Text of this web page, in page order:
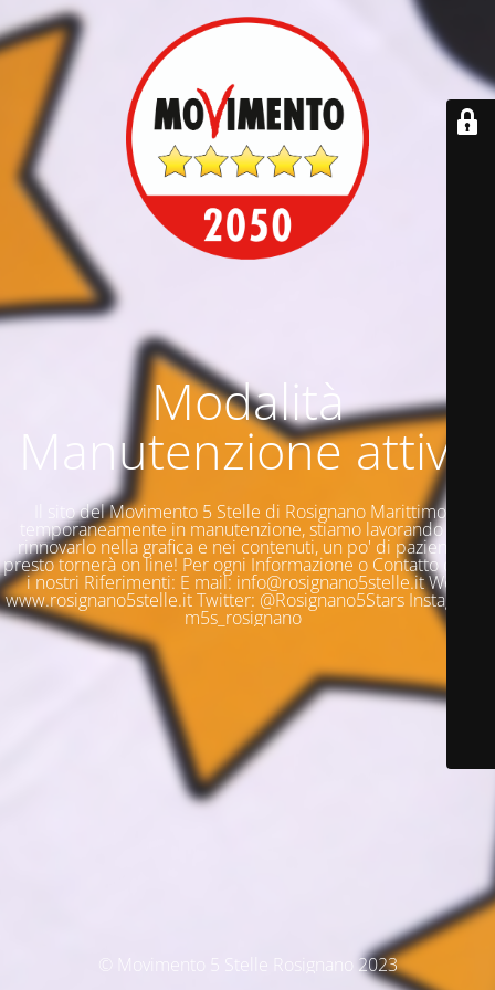
Modalità
Manutenzione attiva
Il sito del Movimento 5 Stelle di Rosignano Marittimo è
temporaneamente in manutenzione, stiamo lavorando per
rinnovarlo nella grafica e nei contenuti, un po' di pazienza e
presto tornerà on line! Per ogni Informazione o Contatto questi
i nostri Riferimenti: E mail: info@rosignano5stelle.it Web:
www.rosignano5stelle.it Twitter: @Rosignano5Stars Instagram:
m5s_rosignano
© Movimento 5 Stelle Rosignano 2023